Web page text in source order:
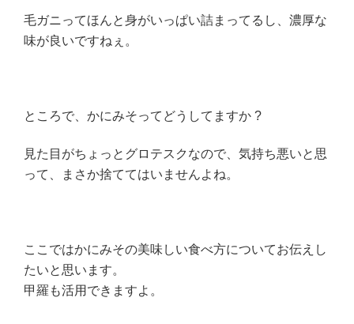
毛ガニってほんと身がいっぱい詰まってるし、濃厚な
味が良いですねぇ。
ところで、かにみそってどうしてますか ?
見た目がちょっとグロテスクなので、気持ち悪いと思
って、まさか捨ててはいませんよね。
ここではかにみその美味しい食べ方についてお伝えし
たいと思います。
甲羅も活用できますよ。